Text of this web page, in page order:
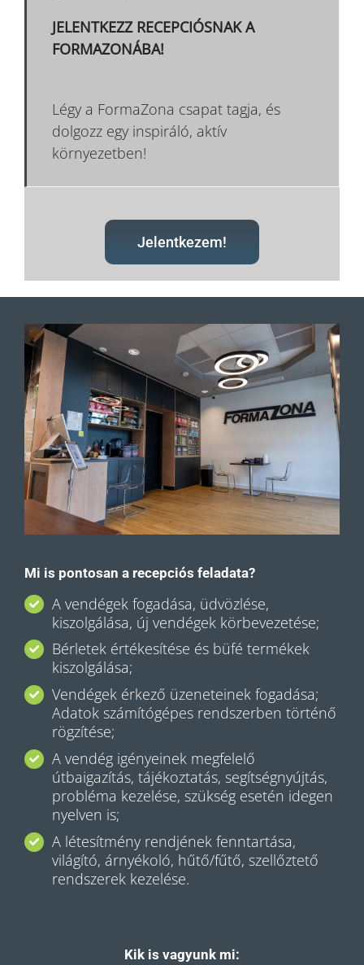
JELENTKEZZ RECEPCIÓSNAK A
FORMAZONÁBA!
Légy a FormaZona csapat tagja, és
dolgozz egy inspiráló, aktív
környezetben!
Jelentkezem!
Mi is pontosan a recepciós feladata?
A vendégek fogadása, üdvözlése,
kiszolgálása, új vendégek körbevezetése;
Bérletek értékesítése és büfé termékek
kiszolgálása;
Vendégek érkező üzeneteinek fogadása;
Adatok számítógépes rendszerben történő
rögzítése;
A vendég igényeinek megfelelő
útbaigazítás, tájékoztatás, segítségnyújtás,
probléma kezelése, szükség esetén idegen
nyelven is;
A létesítmény rendjének fenntartása,
világító, árnyékoló, hűtő/fűtő, szellőztető
rendszerek kezelése.
Kik is vagyunk mi: